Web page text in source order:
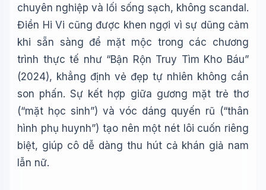
chuyên nghiệp và lối sống sạch, không scandal.
Điền Hi Vi cũng được khen ngợi vì sự dũng cảm
khi sẵn sàng để mặt mộc trong các chương
trình thực tế như “Bận Rộn Truy Tìm Kho Báu”
(2024), khẳng định vẻ đẹp tự nhiên không cần
son phấn. Sự kết hợp giữa gương mặt trẻ thơ
(“mặt học sinh”) và vóc dáng quyến rũ (“thân
hình phụ huynh”) tạo nên một nét lôi cuốn riêng
biệt, giúp cô dễ dàng thu hút cả khán giả nam
lẫn nữ.